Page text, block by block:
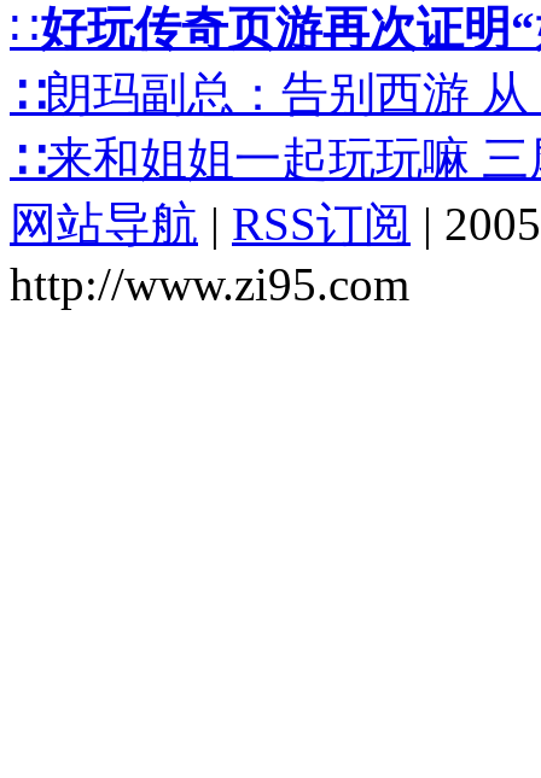
∷好玩传奇页游再次证明
∷朗玛副总：告别西游
∷来和姐姐一起玩玩嘛
网站导航 | RSS订阅 |
http://www.zi95.com